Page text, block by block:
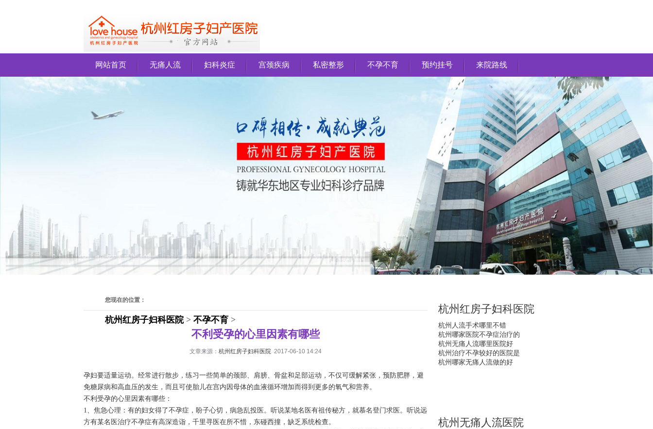
网站首页 无痛人流 妇科炎症 宫颈疾病 私密整形 不孕不育 预约挂号 来院路线
您现在的位置：
杭州红房子妇科医院> 不孕不育 >
不利受孕的心里因素有哪些
文章来源： 杭州红房子妇科医院 2017-06-10 14:24
孕妇要适量运动。经常进行散步，练习一些简单的颈部、肩膀、骨盆和足部运动，不仅可缓解紧张，预防肥胖，避
免糖尿病和高血压的发生，而且可使胎儿在宫内因母体的血液循环增加而得到更多的氧气和营养。
不利受孕的心里因素有哪些：
1、焦急心理：有的妇女得了不孕症，盼子心切，病急乱投医。听说某地名医有祖传秘方，就慕名登门求医。听说远
方有某名医治疗不孕症有高深造诣，千里寻医在所不惜，东碰西撞，缺乏系统检查。
杭州红房子妇科医院
杭州人流手术哪里不错
杭州哪家医院不孕症治疗的
杭州无痛人流哪里医院好
杭州治疗不孕较好的医院是
杭州哪家无痛人流做的好
杭州无痛人流医院